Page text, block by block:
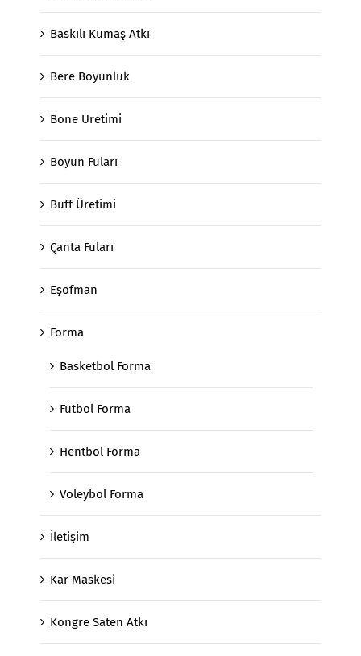
Baskılı Kumaş Atkı
Bere Boyunluk
Bone Üretimi
Boyun Fuları
Buff Üretimi
Çanta Fuları
Eşofman
Forma
Basketbol Forma
Futbol Forma
Hentbol Forma
Voleybol Forma
İletişim
Kar Maskesi
Kongre Saten Atkı